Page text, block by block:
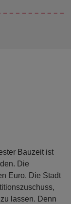
Bauzeit ist
Die
Euro. Die Stadt
lassen. Denn